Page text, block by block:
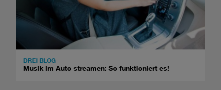
DREI BLOG
Musik im Auto streamen: So funktioniert es!